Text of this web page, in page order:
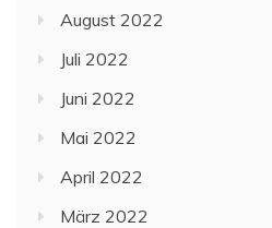
August 2022
Juli 2022
Juni 2022
Mai 2022
April 2022
März 2022